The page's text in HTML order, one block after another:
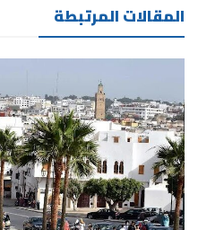
المقالات المرتبطة